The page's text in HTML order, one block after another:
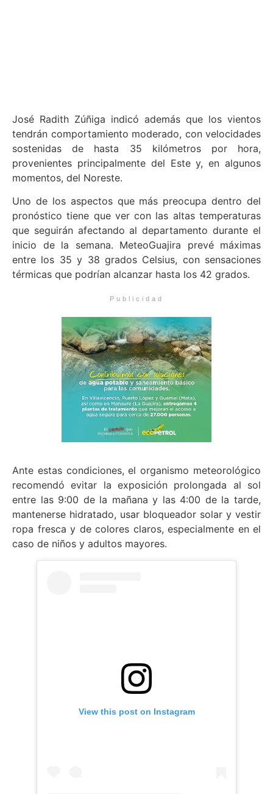
José Radith Zúñiga indicó además que los vientos
tendrán comportamiento moderado, con velocidades
sostenidas de hasta 35 kilómetros por hora,
provenientes principalmente del Este y, en algunos
momentos, del Noreste.
Uno de los aspectos que más preocupa dentro del
pronóstico tiene que ver con las altas temperaturas
que seguirán afectando al departamento durante el
inicio de la semana. MeteoGuajira prevé máximas
entre los 35 y 38 grados Celsius, con sensaciones
térmicas que podrían alcanzar hasta los 42 grados.
Publicidad
Ante estas condiciones, el organismo meteorológico
recomendó evitar la exposición prolongada al sol
entre las 9:00 de la mañana y las 4:00 de la tarde,
mantenerse hidratado, usar bloqueador solar y vestir
ropa fresca y de colores claros, especialmente en el
caso de niños y adultos mayores.
View this post on Instagram